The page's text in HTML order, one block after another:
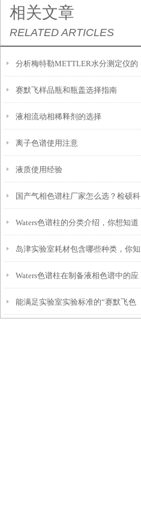
相关文章
RELATED ARTICLES
分析梅特勒METTLER水分测定仪的
电极污染与保养
赛默飞样品瓶和瓶盖选择指南
液相流动相稀释剂的选择
离子色谱使用注意
液质使用经验
国产气相色谱柱厂家怎么选？检硕科
学性价比高 + 售后*指南
Waters色谱柱的分类介绍，你想知道
的都在这儿了！
岛津实验室耗材包含哪些种类，你知
道吗？
Waters色谱柱在制备液相色谱中的应
用有哪些？
能满足实验室实验标准的“赛默飞色